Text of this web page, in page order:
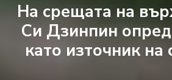
На срещата на
Си Дзинпин
като източник на